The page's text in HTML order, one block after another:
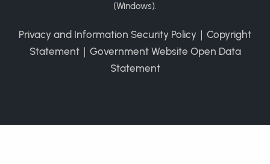
(Windows).
Privacy and Information Security Policy ｜ Copyright
Statement｜ Government Website Open Data
Statement